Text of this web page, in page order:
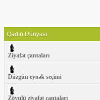
Qadın Dünyası
Ziyafət çantaları
Düzgün eynək seçimi
Zövqlü ziyafət çantaları